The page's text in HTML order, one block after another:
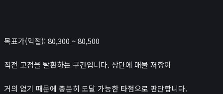
목표가(익절): 80,300 ~ 80,500
직전 고점을 탈환하는 구간입니다. 상단에 매물 저항이
거의 없기 때문에 충분히 도달 가능한 타점으로 판단합니다.